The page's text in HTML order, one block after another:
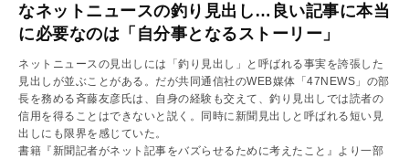
なネットニュースの釣り見出し…良い記事に本当
に必要なのは「自分事となるストーリー」
ネットニュースの見出しには「釣り見出し」と呼ばれる事実を誇張した
見出しが並ぶことがある。だが共同通信社のWEB媒体「47NEWS」の部
長を務める斉藤友彦氏は、自身の経験も交えて、釣り見出しでは読者の
信用を得ることはできないと説く。同時に新聞見出しと呼ばれる短い見
出しにも限界を感じていた。
書籍『新聞記者がネット記事をバズらせるために考えたこと』より一部